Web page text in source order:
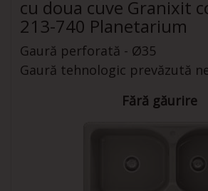
cu doua cuve Granixit
213-740 Planetarium
Gaură perforată - Ø35
Gaură tehnologic prevăzută
Fără găurire